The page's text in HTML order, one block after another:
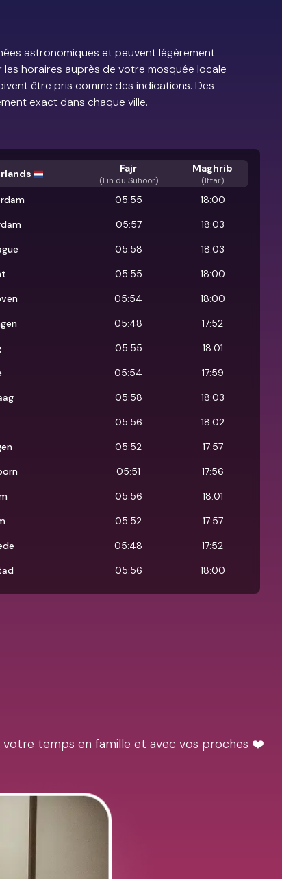
astronomiques et peuvent légèrement
horaires auprès de votre mosquée locale
être pris comme des indications. Des
exact dans chaque ville.
Fajr
(Fin du Suhoor)
Maghrib
(Iftar)
05:55
18:00
05:57
18:03
05:58
18:03
05:55
18:00
05:54
18:00
05:48
17:52
05:55
18:01
05:54
17:59
05:58
18:03
05:56
18:02
05:52
17:57
05:51
17:56
05:56
18:01
05:52
17:57
05:48
17:52
05:56 18:00
votre temps en famille et avec vos proches ❤️